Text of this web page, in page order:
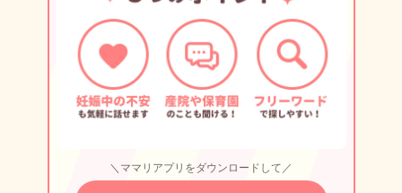
＼ママリアプリをダウンロードして／